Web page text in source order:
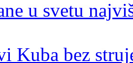
u svetu
Kuba bez